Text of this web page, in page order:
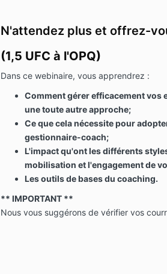
N'attendez plus et offrez-
(1,5 UFC à l'OPQ)
Dans ce webinaire, vous apprendrez :
Comment gérer efficacement vos
une toute autre approche;
Ce que cela nécessite pour
gestionnaire-coach;
L'impact qu'ont les différents
mobilisation et l'engagement de
Les outils de bases du coaching.
** IMPORTANT **
Nous vous suggérons de vérifier vos